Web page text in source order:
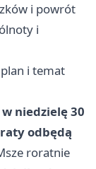
i powrót
i
i temat
niedzielę 30
odbędą
roratnie